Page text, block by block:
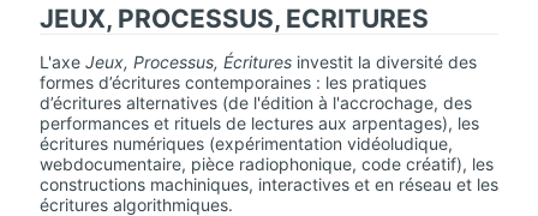
JEUX, PROCESSUS, ECRITURES
L'axe Jeux, Processus, Écritures investit la diversité des
formes d’écritures contemporaines : les pratiques
d’écritures alternatives (de l'édition à l'accrochage, des
performances et rituels de lectures aux arpentages), les
écritures numériques (expérimentation vidéoludique,
webdocumentaire, pièce radiophonique, code créatif), les
constructions machiniques, interactives et en réseau et les
écritures algorithmiques.